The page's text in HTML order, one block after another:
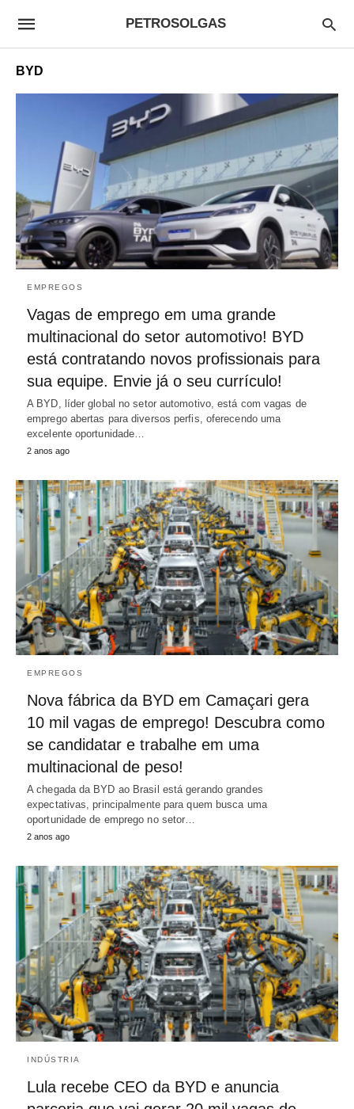
PETROSOLGAS
BYD
EMPREGOS
Vagas de emprego em uma grande
multinacional do setor automotivo! BYD
está contratando novos profissionais para
sua equipe. Envie já o seu currículo!
A BYD, líder global no setor automotivo, está com vagas de
emprego abertas para diversos perfis, oferecendo uma
excelente oportunidade…
2 anos ago
EMPREGOS
Nova fábrica da BYD em Camaçari gera
10 mil vagas de emprego! Descubra como
se candidatar e trabalhe em uma
multinacional de peso!
A chegada da BYD ao Brasil está gerando grandes
expectativas, principalmente para quem busca uma
oportunidade de emprego no setor…
2 anos ago
INDÚSTRIA
Lula recebe CEO da BYD e anuncia